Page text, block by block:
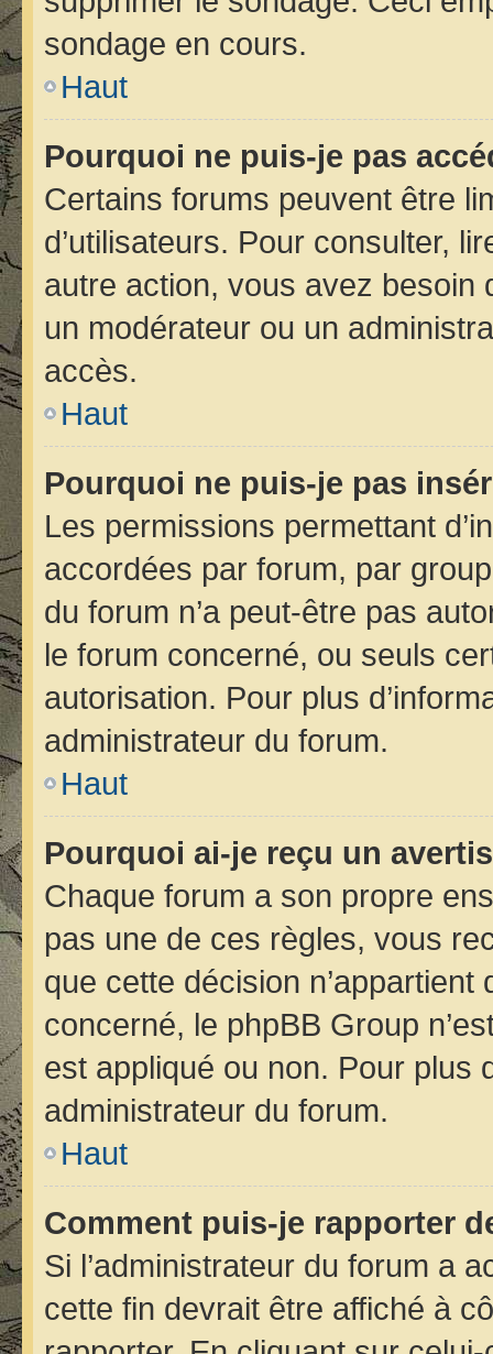
sondage en cours.
Haut
Pourquoi ne puis-je pas
Certains forums peuvent être
d’utilisateurs. Pour consulter,
autre action, vous avez besoin
un modérateur ou un
accès.
Haut
Pourquoi ne puis-je pas
Les permissions permettant
accordées par forum, par
du forum n’a peut-être pas
le forum concerné, ou seuls
autorisation. Pour plus
administrateur du forum.
Haut
Pourquoi ai-je reçu un
Chaque forum a son propre
pas une de ces règles, vous
que cette décision n’appartient
concerné, le phpBB Group
est appliqué ou non. Pour plus
administrateur du forum.
Haut
Comment puis-je rapporter
Si l’administrateur du forum a
cette fin devrait être affiché à